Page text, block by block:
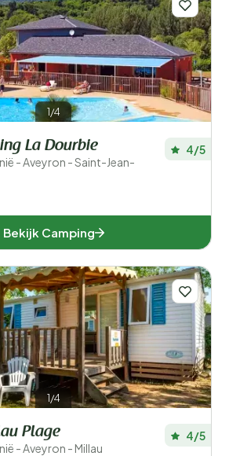
1/4
La Dourbie
- Aveyron - Saint-Jean-
4/5
Bekijk Camping
1/4
Plage
- Aveyron - Millau
4/5